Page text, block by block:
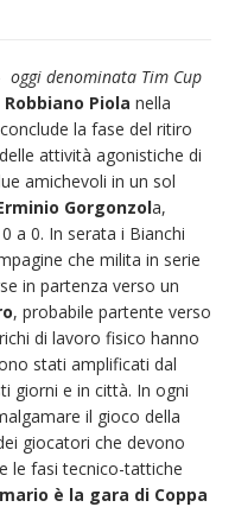
oggi denominata Tim Cup
Robbiano Piola nella
la fase del ritiro
attività agonistiche di
amichevoli in un sol
Gorgonzola,
a 0. In serata i Bianchi
che milita in serie
in partenza verso un
, probabile partente verso
di lavoro fisico hanno
stati amplificati dal
giorni e in città. In ogni
il gioco della
giocatori che devono
le fasi tecnico-tattiche
è la gara di Coppa